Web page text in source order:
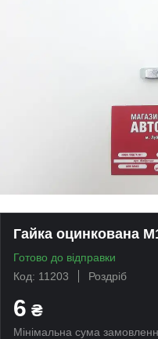
Гайка оцинкована
Готово до відправки
Код: 11203
Роздріб
6 ₴
Мінімальна сума